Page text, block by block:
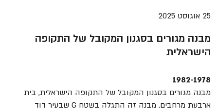
25 אוגוסט 2025
מבנה מגורים בסגנון המקובל של התקופה
הישראלית
1982-1978
מבנה מגורים בסגנון המקובל של התקופה הישראלית, בית
ארבעת מרחבים. מבנה זה התגלה בשטח G שבעיר דוד